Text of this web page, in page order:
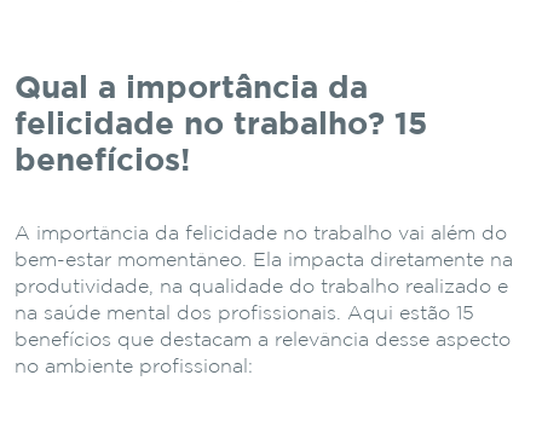
Qual a importância da
felicidade no trabalho? 15
benefícios!
A importância da felicidade no trabalho vai além do
bem-estar momentâneo. Ela impacta diretamente na
produtividade, na qualidade do trabalho realizado e
na saúde mental dos profissionais. Aqui estão 15
benefícios que destacam a relevância desse aspecto
no ambiente profissional: